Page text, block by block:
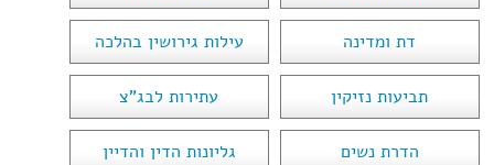
דת ומדינה עילות גירושין בהלכה
תביעות נזיקין עתירות לבג"צ
הדרת נשים גליונות הדין והדיין